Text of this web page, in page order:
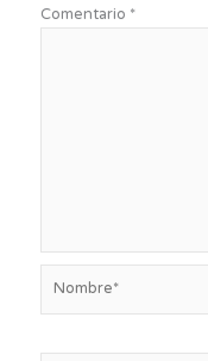
Comentario *